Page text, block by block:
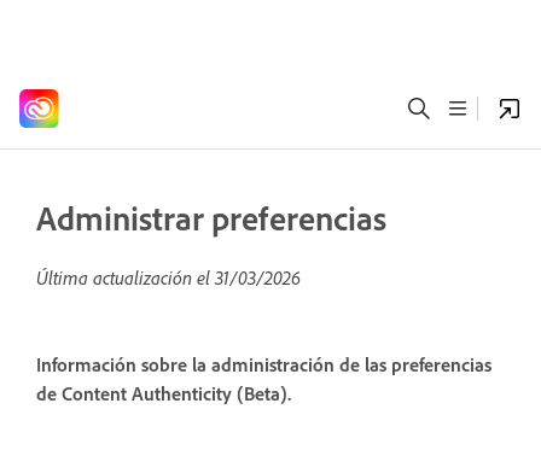
Administrar preferencias
Última actualización el 31/03/2026
Información sobre la administración de las preferencias
de Content Authenticity (Beta).